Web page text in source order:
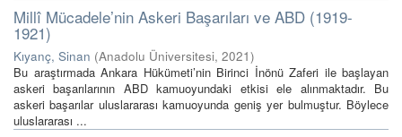
Millî Mücadele’nin Askeri Başarıları ve ABD (1919-
1921)
Kıyanç, Sinan (Anadolu Üniversitesi, 2021)
Bu araştırmada Ankara Hükümeti’nin Birinci İnönü Zaferi ile başlayan
askeri başarılarının ABD kamuoyundaki etkisi ele alınmaktadır. Bu
askeri başarılar uluslararası kamuoyunda geniş yer bulmuştur. Böylece
uluslararası ...